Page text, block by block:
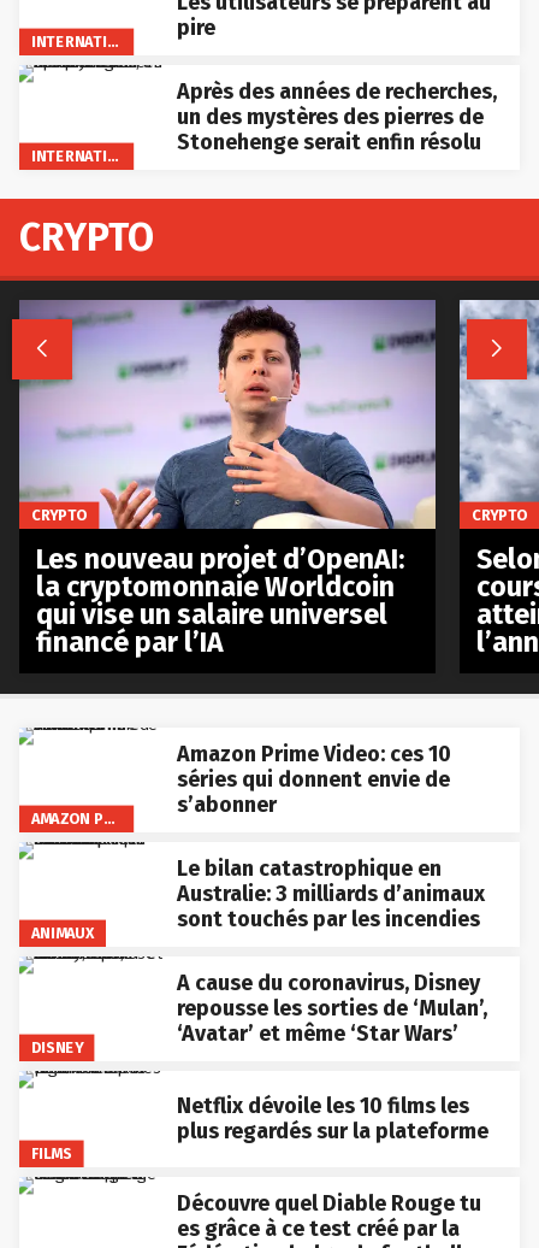
pire
Après des années de recherches,
un des mystères des pierres de
Stonehenge serait enfin résolu
AMAZON PRIME VIDEO
Amazon Prime Video: ces 10
séries qui donnent envie de
s’abonner
ANIMAUX
Le bilan catastrophique en
Australie: 3 milliards d’animaux
sont touchés par les incendies
DISNEY
A cause du coronavirus, Disney
repousse les sorties de ‘Mulan’,
‘Avatar’ et même ‘Star Wars’
FILMS
Netflix dévoile les 10 films les
plus regardés sur la plateforme
Découvre quel Diable Rouge tu
es grâce à ce test créé par la
CRYPTO
 
CRYPTO
Les nouveau projet d’OpenAI:
la cryptomonnaie Worldcoin
qui vise un salaire universel
financé par l’IA
CRYPTO